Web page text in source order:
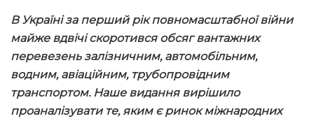
В Україні за перший рік повномасштабної війни
майже вдвічі скоротився обсяг вантажних
перевезень залізничним, автомобільним,
водним, авіаційним, трубопровідним
транспортом. Наше видання вирішило
проаналізувати те, яким є ринок міжнародних